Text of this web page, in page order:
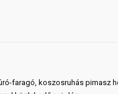
faragó, koszosruhás pimasz